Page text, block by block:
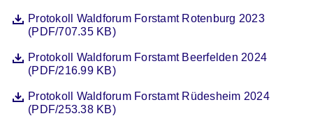
DateiProtokoll Waldforum Forstamt Rotenburg 2023
(PDF/707.35 KB)
Öffnet sich in einem neuen Fenster
DateiProtokoll Waldforum Forstamt Beerfelden 2024
(PDF/216.99 KB)
Öffnet sich in einem neuen Fenster
DateiProtokoll Waldforum Forstamt Rüdesheim 2024
(PDF/253.38 KB)
Öffnet sich in einem neuen Fenster